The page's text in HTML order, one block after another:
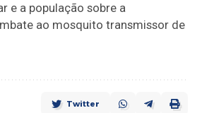
e a população sobre a
ao mosquito transmissor de
Twitter